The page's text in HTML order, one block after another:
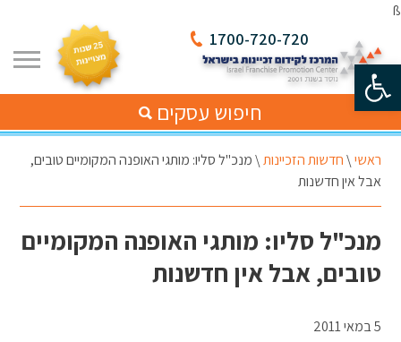
פתח סרגל נגישות
ß
1700-720-720
חיפוש עסקים
ראשי\חדשות הזכיינות\מנכ"ל סליו: מותגי האופנה המקומיים טובים,
אבל אין חדשנות
מנכ"ל סליו: מותגי האופנה המקומיים
טובים, אבל אין חדשנות
5 במאי 2011